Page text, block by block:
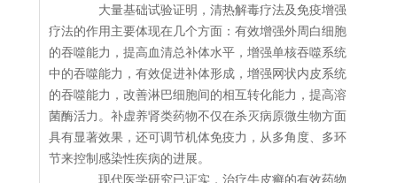
大量基础试验证明，清热解毒疗法及免疫增强
疗法的作用主要体现在几个方面：有效增强外周白细胞
的吞噬能力，提高血清总补体水平，增强单核吞噬系统
中的吞噬能力，有效促进补体形成，增强网状内皮系统
的吞噬能力，改善淋巴细胞间的相互转化能力，提高溶
菌酶活力。补虚养肾类药物不仅在杀灭病原微生物方面
具有显著效果，还可调节机体免疫力，从多角度、多环
节来控制感染性疾病的进展。
现代医学研究已证实，治疗牛皮癣的有效药物